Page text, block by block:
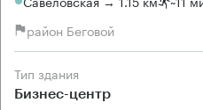
район Беговой
Тип здания
Бизнес-центр